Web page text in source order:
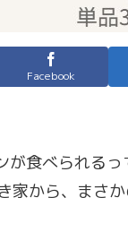
Facebook
が食べられる
家から、まさ